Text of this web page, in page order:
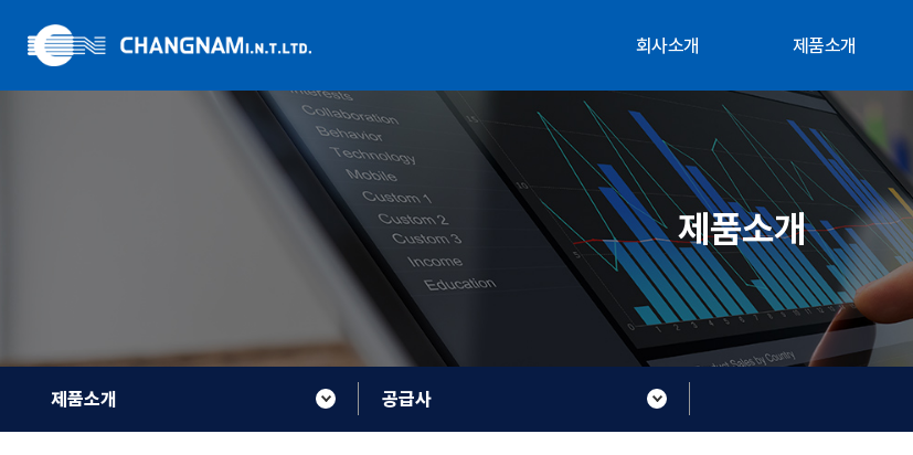
회사소개
대표인사말
연혁
부서소개
찾아오시는 길
About XTG
제품소개
공급사
제품소개
제품소개 공급사